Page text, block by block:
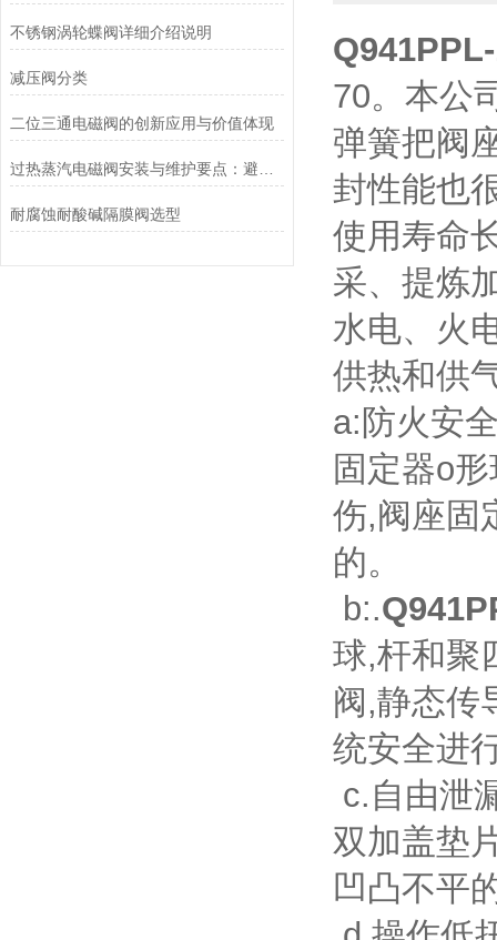
不锈钢涡轮蝶阀详细介绍说明
减压阀分类
二位三通电磁阀的创新应用与价值体现
耐腐蚀耐酸碱隔膜阀选型
70。本公
弹簧把阀
封性能也
使用寿命
采、提炼
水电、火
供热和供
a:防火安
固定器o
伤,阀座固
的。
b:.
球,杆和聚
阀,静态传
统安全进
c.自由泄
双加盖垫
凹凸不平